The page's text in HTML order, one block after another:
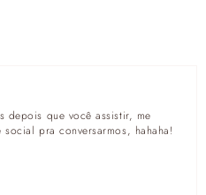
depois que você assistir, me
pra conversarmos, hahaha!